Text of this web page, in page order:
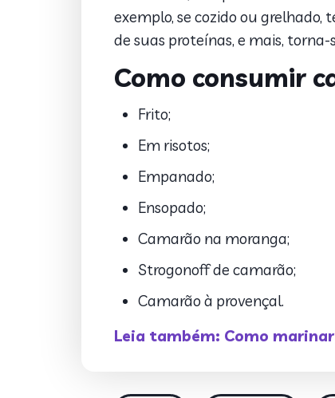
exemplo, se cozido ou
de suas proteínas, e mais, torna-
Como consumir
Frito;
Em risotos;
Empanado;
Ensopado;
Camarão na moranga;
Strogonoff de camarão;
Camarão à provençal.
Leia também: Como